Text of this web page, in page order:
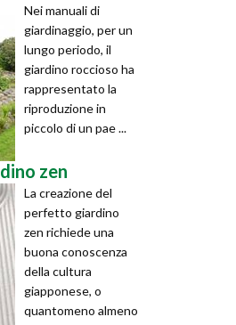
Nei manuali di
giardinaggio, per un
lungo periodo, il
giardino roccioso ha
rappresentato la
riproduzione in
piccolo di un pae ...
zen
La creazione del
perfetto giardino
zen richiede una
buona conoscenza
della cultura
giapponese, o
quantomeno almeno